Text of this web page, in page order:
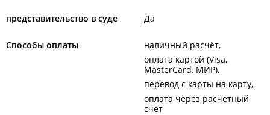
представительство в суде Да
Способы оплаты
наличный расчёт
оплата картой (Visa,
MasterCard, МИР)
перевод с карты на карту
оплата через расчётный
счёт